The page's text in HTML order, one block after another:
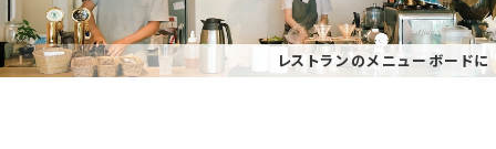
レストランのメニューボードに